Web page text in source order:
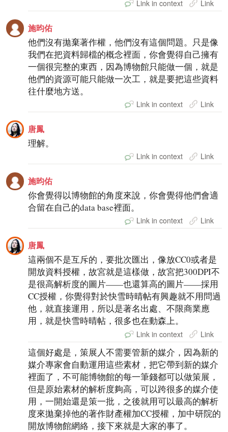
Link in context Link
施昀佑
他們沒有拋棄著作權，他們沒有這個問題。只是像
我們在把資料歸檔的概念裡面，你會覺得自己擁有
一個很完整的東西，因為博物館只能做一個，就是
他們的資源可能只能做一次工，就是要把這些資料
往什麼地方送。
Link in context Link
唐鳳
理解。
Link in context Link
施昀佑
你會覺得以博物館的角度來說，你會覺得他們會適
合留在自己的data base裡面。
Link in context Link
唐鳳
這兩個不是互斥的，要批次匯出，像放CC0或者是
開放資料授權，故宮就是這樣做，故宮把300DPI不
是很高解析度的圖片——也還算高的圖片——採用
CC授權，你覺得對於快雪時晴帖有興趣就不用問過
他，就直接運用，所以是著名出處、不限商業應
用，就是快雪時晴帖，很多也在動森上。
Link in context Link
這個好處是，策展人不需要管新的媒介，因為新的
媒介專家會自動運用這些素材，把它帶到新的媒介
裡面了，不可能博物館的每一筆錢都可以做策展，
但是原始素材的解析度夠高，可以跨很多的媒介使
用，一開始還是策一批，之後就用可以最高的解析
度來拋棄掉他的著作財產權加CC授權，加中研院的
開放博物館網絡，接下來就是大家的事了。